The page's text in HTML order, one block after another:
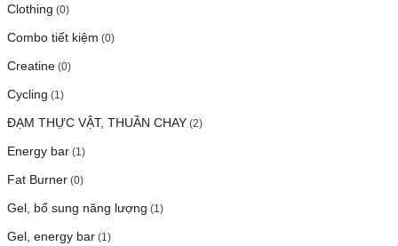
Clothing (0)
Combo tiết kiệm (0)
Creatine (0)
Cycling (1)
ĐẠM THỰC VẬT, THUẦN CHAY (2)
Energy bar (1)
Fat Burner (0)
Gel, bổ sung năng lượng (1)
Gel, energy bar (1)